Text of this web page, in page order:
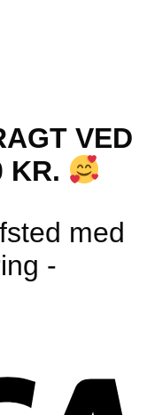
VED
KR.
med
-